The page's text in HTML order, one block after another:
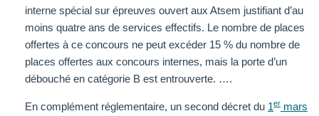
interne spécial sur épreuves ouvert aux Atsem justifiant d’au
moins quatre ans de services effectifs. Le nombre de places
offertes à ce concours ne peut excéder 15 % du nombre de
places offertes aux concours internes, mais la porte d’un
débouché en catégorie B est entrouverte. ….
En complément réglementaire, un second décret du 1er mars